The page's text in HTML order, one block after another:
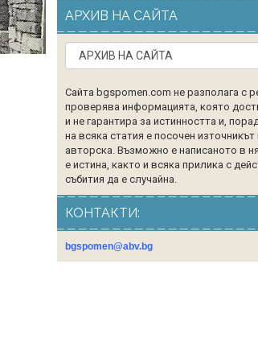
АРХИВ НА САЙТА
Сайта bgspomen.com не разполага с
проверява информацията, която
и не гарантира за истинността и,
на всяка статия е посочен източникът
авторска. Възможно е написаното в
е истина, както и всяка прилика с
събития да е случайна.
КОНТАКТИ:
bgspomen@abv.bg